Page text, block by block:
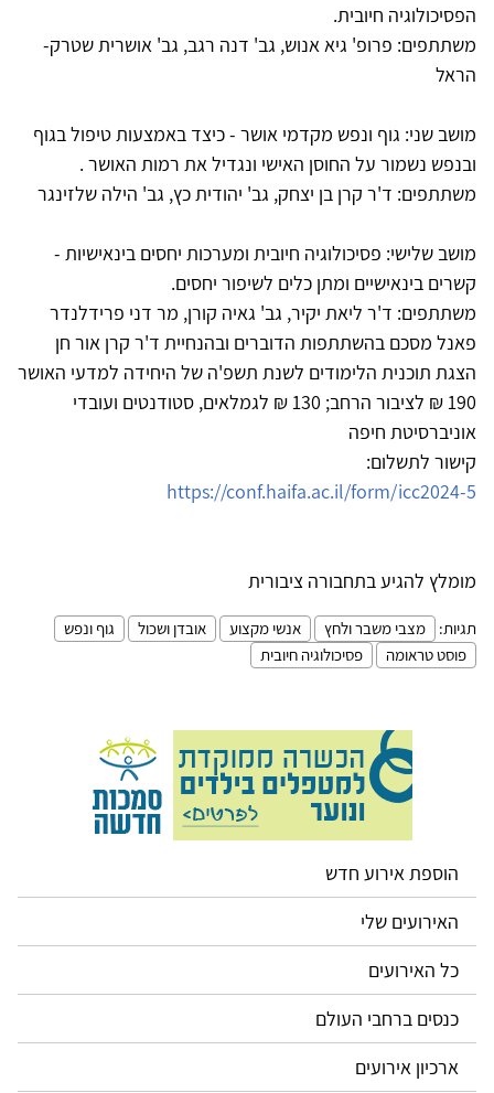
הפסיכולוגיה חיובית.
משתתפים: פרופ' גיא אנוש, גב' דנה רגב, גב' אושרית שטרק-
הראל
מושב שני: גוף ונפש מקדמי אושר - כיצד באמצעות טיפול בגוף
ובנפש נשמור על החוסן האישי ונגדיל את רמות האושר .
משתתפים: ד'ר קרן בן יצחק, גב' יהודית כץ, גב' הילה שלזינגר
מושב שלישי: פסיכולוגיה חיובית ומערכות יחסים בינאישיות -
קשרים בינאישיים ומתן כלים לשיפור יחסים.
משתתפים: ד'ר ליאת יקיר, גב' גאיה קורן, מר דני פרידלנדר
פאנל מסכם בהשתתפות הדוברים ובהנחיית ד'ר קרן אור חן
הצגת תוכנית הלימודים לשנת תשפ'ה של היחידה למדעי האושר
190 ₪ לציבור הרחב; 130 ₪ לגמלאים, סטודנטים ועובדי
אוניברסיטת חיפה
קישור לתשלום:
https://conf.haifa.ac.il/form/icc2024-5
מומלץ להגיע בתחבורה ציבורית
תגיות: מצבי משבר ולחץ אנשי מקצוע אובדן ושכול
גוף ונפש
פוסט טראומה
פסיכולוגיה חיובית
הוספת אירוע חדש
האירועים שלי
כל האירועים
כנסים ברחבי העולם
ארכיון אירועים